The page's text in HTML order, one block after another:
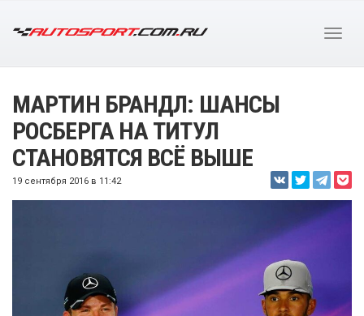
МАРТИН БРАНДЛ: ШАНСЫ
РОСБЕРГА НА ТИТУЛ
СТАНОВЯТСЯ ВСЁ ВЫШЕ
19 сентября 2016 в 11:42